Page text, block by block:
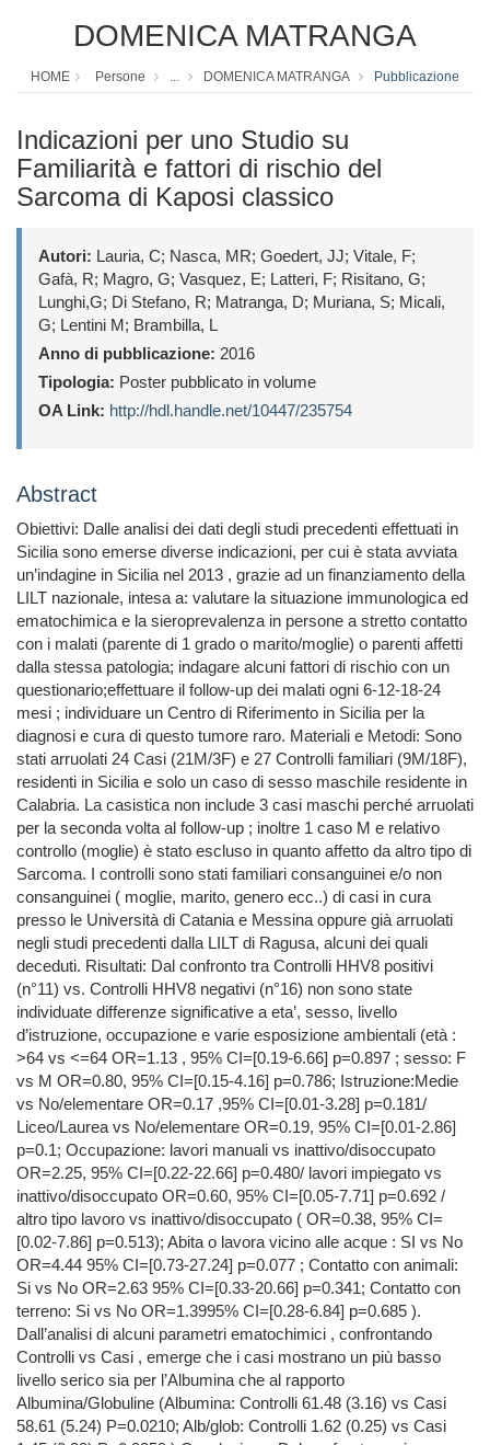
DOMENICA MATRANGA
HOME Persone ... DOMENICA MATRANGA Pubblicazione
Indicazioni per uno Studio su
Familiarità e fattori di rischio del
Sarcoma di Kaposi classico
Autori: Lauria, C; Nasca, MR; Goedert, JJ; Vitale, F;
Gafà, R; Magro, G; Vasquez, E; Latteri, F; Risitano, G;
Lunghi,G; Di Stefano, R; Matranga, D; Muriana, S; Micali,
G; Lentini M; Brambilla, L
Anno di pubblicazione: 2016
Tipologia: Poster pubblicato in volume
OA Link: http://hdl.handle.net/10447/235754
Abstract
Obiettivi: Dalle analisi dei dati degli studi precedenti effettuati in
Sicilia sono emerse diverse indicazioni, per cui è stata avviata
un’indagine in Sicilia nel 2013 , grazie ad un finanziamento della
LILT nazionale, intesa a: valutare la situazione immunologica ed
ematochimica e la sieroprevalenza in persone a stretto contatto
con i malati (parente di 1 grado o marito/moglie) o parenti affetti
dalla stessa patologia; indagare alcuni fattori di rischio con un
questionario;effettuare il follow-up dei malati ogni 6-12-18-24
mesi ; individuare un Centro di Riferimento in Sicilia per la
diagnosi e cura di questo tumore raro. Materiali e Metodi: Sono
stati arruolati 24 Casi (21M/3F) e 27 Controlli familiari (9M/18F),
residenti in Sicilia e solo un caso di sesso maschile residente in
Calabria. La casistica non include 3 casi maschi perché arruolati
per la seconda volta al follow-up ; inoltre 1 caso M e relativo
controllo (moglie) è stato escluso in quanto affetto da altro tipo di
Sarcoma. I controlli sono stati familiari consanguinei e/o non
consanguinei ( moglie, marito, genero ecc..) di casi in cura
presso le Università di Catania e Messina oppure già arruolati
negli studi precedenti dalla LILT di Ragusa, alcuni dei quali
deceduti. Risultati: Dal confronto tra Controlli HHV8 positivi
(n°11) vs. Controlli HHV8 negativi (n°16) non sono state
individuate differenze significative a eta’, sesso, livello
d’istruzione, occupazione e varie esposizione ambientali (età :
>64 vs <=64 OR=1.13 , 95% CI=[0.19-6.66] p=0.897 ; sesso: F
vs M OR=0.80, 95% CI=[0.15-4.16] p=0.786; Istruzione:Medie
vs No/elementare OR=0.17 ,95% CI=[0.01-3.28] p=0.181/
Liceo/Laurea vs No/elementare OR=0.19, 95% CI=[0.01-2.86]
p=0.1; Occupazione: lavori manuali vs inattivo/disoccupato
OR=2.25, 95% CI=[0.22-22.66] p=0.480/ lavori impiegato vs
inattivo/disoccupato OR=0.60, 95% CI=[0.05-7.71] p=0.692 /
altro tipo lavoro vs inattivo/disoccupato ( OR=0.38, 95% CI=
[0.02-7.86] p=0.513); Abita o lavora vicino alle acque : SI vs No
OR=4.44 95% CI=[0.73-27.24] p=0.077 ; Contatto con animali:
Si vs No OR=2.63 95% CI=[0.33-20.66] p=0.341; Contatto con
terreno: Si vs No OR=1.3995% CI=[0.28-6.84] p=0.685 ).
Dall’analisi di alcuni parametri ematochimici , confrontando
Controlli vs Casi , emerge che i casi mostrano un più basso
livello serico sia per l’Albumina che al rapporto
Albumina/Globuline (Albumina: Controlli 61.48 (3.16) vs Casi
58.61 (5.24) P=0.0210; Alb/glob: Controlli 1.62 (0.25) vs Casi